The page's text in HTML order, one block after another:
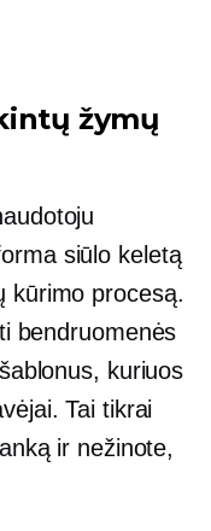
žymų
siūlo keletą
kūrimo procesą.
bendruomenės
kuriuos
Tai tikrai
ir nežinote,